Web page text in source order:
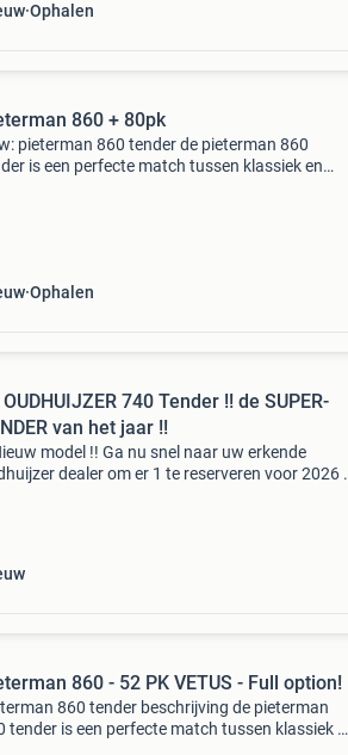
Ophalen
860 + 80pk
pieterman 860 tender de pieterman 860
is een perfecte match tussen klassiek en
Ophalen
740 Tender !! de SUPER-
van het jaar !!
model !! Ga nu snel naar uw erkende
dealer om er 1 te reserveren voor 2026 !
860 - 52 PK VETUS - Full option!
860 tender beschrijving de pieterman
tender is een perfecte match tussen klassiek en